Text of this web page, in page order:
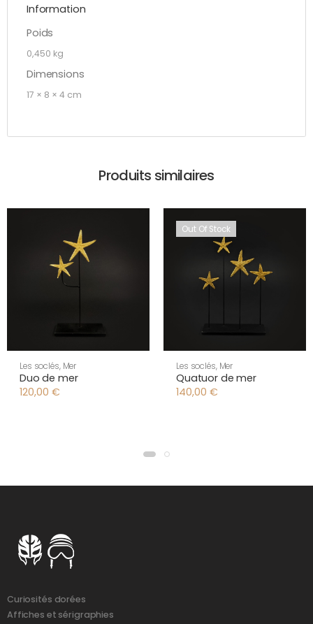
Information
Poids
0,450 kg
Dimensions
17 × 8 × 4 cm
Produits similaires
Les soclés, Mer
Duo de mer
120,00 €
Out Of Stock
Les soclés, Mer
Quatuor de mer
140,00 €
Curiosités dorées
Affiches et sérigraphies